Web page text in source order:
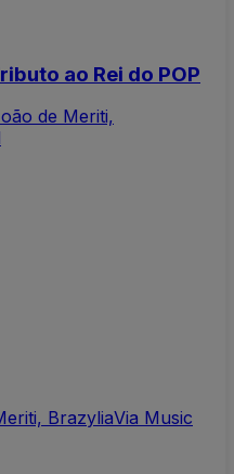
ao Rei do POP
de Meriti,
BrazyliaVia Music